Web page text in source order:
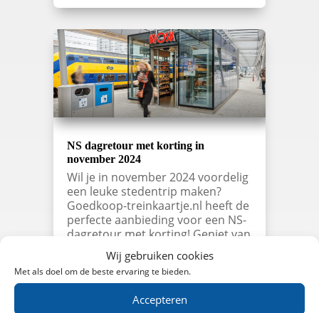
Wij gebruiken cookies
Met als doel om de beste ervaring te bieden.
Accepteren
NS dagretour met korting in
november 2024
Wil je in november 2024 voordelig
een leuke stedentrip maken?
Goedkoop-treinkaartje.nl heeft de
perfecte aanbieding voor een NS-
dagretour met korting! Geniet van
een complete dag uit inclusief een
heerlijke lunch bij Kiosk,
bestaande uit een wrap of